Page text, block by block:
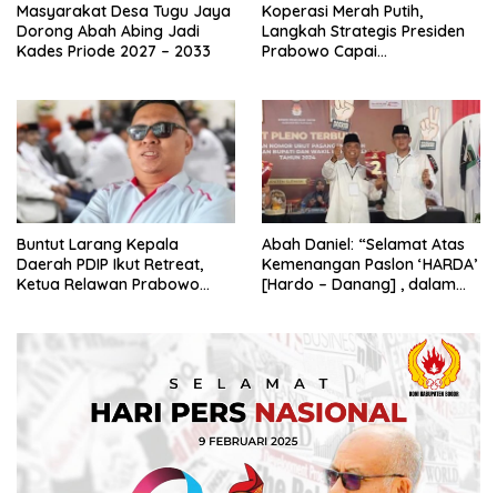
Masyarakat Desa Tugu Jaya
Dorong Abah Abing Jadi
Kades Priode 2027 – 2033
Koperasi Merah Putih,
Langkah Strategis Presiden
Prabowo Capai
Buntut Larang Kepala
Daerah PDIP Ikut Retreat,
Ketua Relawan Prabowo
Abah Daniel: “Selamat Atas
Kemenangan Paslon ‘HARDA’
[Hardo – Danang] , dalam